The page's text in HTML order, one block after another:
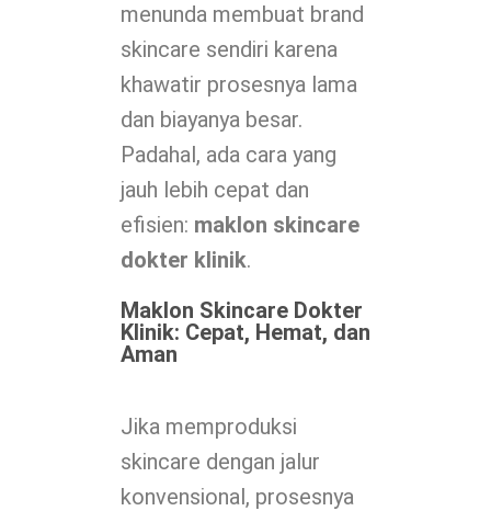
menunda membuat brand
skincare sendiri karena
khawatir prosesnya lama
dan biayanya besar.
Padahal, ada cara yang
jauh lebih cepat dan
efisien: maklon skincare
dokter klinik.
Maklon Skincare Dokter
Klinik: Cepat, Hemat, dan
Aman
Jika memproduksi
skincare dengan jalur
konvensional, prosesnya